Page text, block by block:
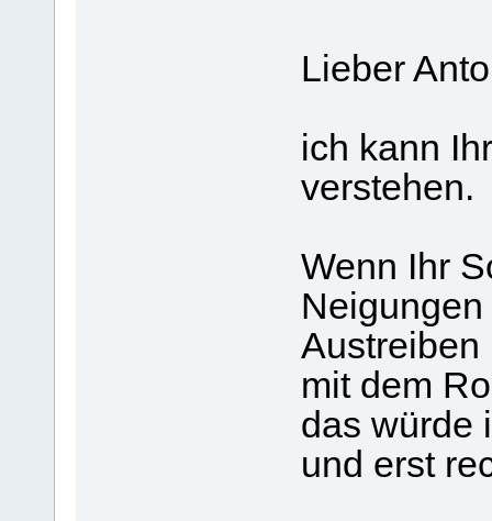
Lieber
ich kann
verstehen.
Wenn Ihr
Austreiben
mit dem
das würde
und erst